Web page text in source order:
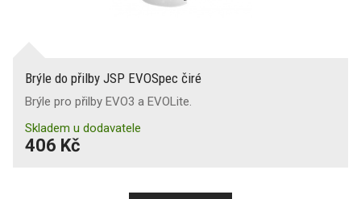
Brýle do přilby JSP EVOSpec čiré
Brýle pro přilby EVO3 a EVOLite.
Skladem u dodavatele
406 Kč